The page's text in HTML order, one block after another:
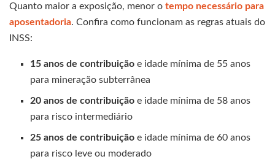
Quanto maior a exposição, menor o tempo necessário para
aposentadoria. Confira como funcionam as regras atuais do
INSS:
15 anos de contribuição e idade mínima de 55 anos
para mineração subterrânea
20 anos de contribuição e idade mínima de 58 anos
para risco intermediário
25 anos de contribuição e idade mínima de 60 anos
para risco leve ou moderado